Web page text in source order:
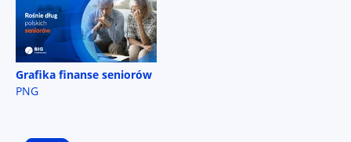
Grafika finanse seniorów
PNG